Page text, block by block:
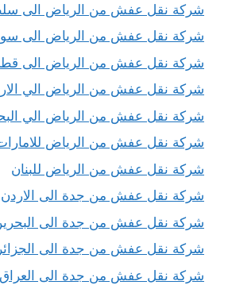
شركة نقل عفش من الرياض الى
شركة نقل عفش من الرياض الى
شركة نقل عفش من الرياض الى
شركة نقل عفش من الرياض الي
شركة نقل عفش من الرياض الي
شركة نقل عفش من الرياض
شركة نقل عفش من الرياض للبنان
شركة نقل عفش من جدة الى الاردن
شركة نقل عفش من جدة الى
شركة نقل عفش من جدة الى الجزائر
شركة نقل عفش من جدة الى العراق